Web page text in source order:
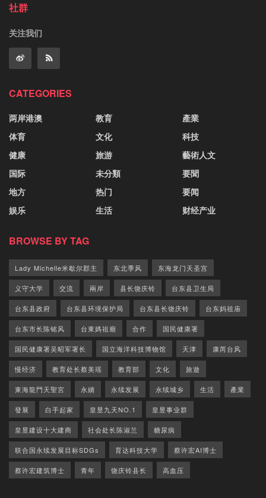
社群
关注我们
CATEGORIES
两岸港澳
体育
健康
国际
地方
娱乐
教育
文化
旅游
未分類
热门
生活
產業
科技
藝術人文
要聞
要闻
财经产业
BROWSE BY TAG
Lady Michelle米歇尔郡主 东北季风 东海龙门天圣宫
义守大学 交流 兩岸 县长饶庆铃 台东县卫生局
台东县政府 台东县环境保护局 台东县长饶庆铃 台东妈祖庙
台东市长陈铭风 台東媽祖廟 合作 国民健康署
国民健康署吴昭军署长 国立海洋科技博物馆 天津 康芮台风
慢经济 教育处长蔡美瑶 教育部 文化 旅遊
東海龍門天聖宮 永續 永续发展 永续城乡 生活 產業
發展 白手起家 皇昱九天NO.1 皇昱事业群
皇昱建设十大建商 社会处长陈淑兰 糖尿病
联合国永续发展目标SDGs 育达科技大学 蔡许宏AI博士
蔡许宏建筑博士 青年 饶庆铃县长 高血压